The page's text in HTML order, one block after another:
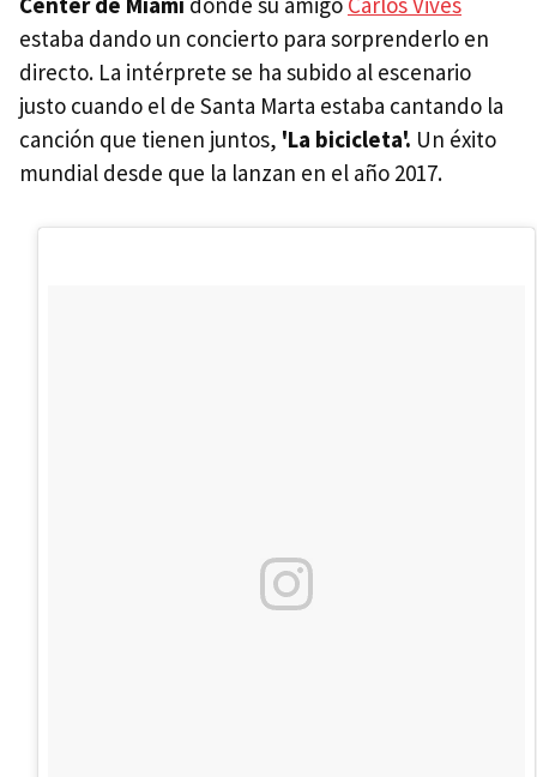
estaba dando un concierto para sorprenderlo en
directo. La intérprete se ha subido al escenario
justo cuando el de Santa Marta estaba cantando la
canción que tienen juntos, 'La bicicleta'. Un éxito
mundial desde que la lanzan en el año 2017.